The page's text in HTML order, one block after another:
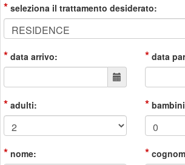
* seleziona il trattamento desiderato:
* data arrivo: * data
* adulti: *
* nome: *